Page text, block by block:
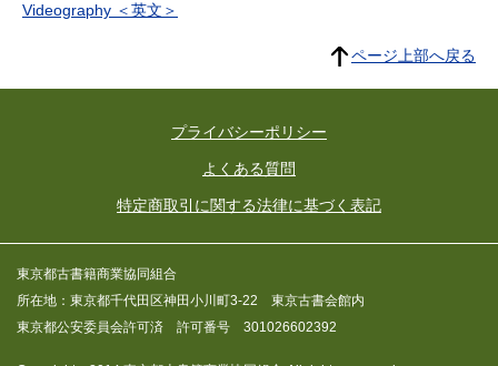
Videography ＜英文＞
ページ上部へ戻る
プライバシーポリシー
よくある質問
特定商取引に関する法律に基づく表記
東京都古書籍商業協同組合
所在地：東京都千代田区神田小川町3-22 東京古書会館内
東京都公安委員会許可済 許可番号 301026602392